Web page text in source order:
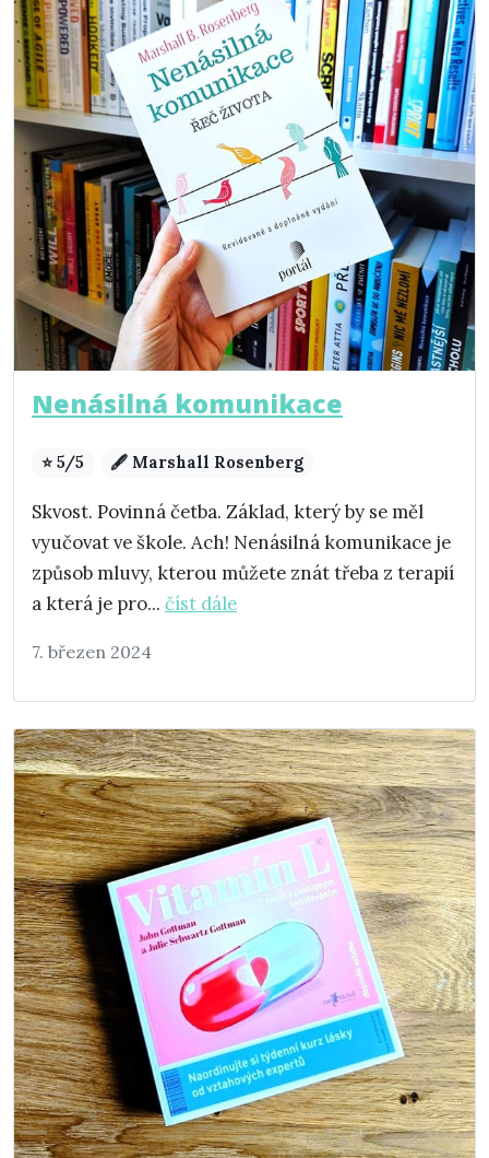
Nenásilná komunikace
⭐ 5/5 🖋️ Marshall Rosenberg
Skvost. Povinná četba. Základ, který by se měl
vyučovat ve škole. Ach! Nenásilná komunikace je
způsob mluvy, kterou můžete znát třeba z terapií
a která je pro... číst dále
7. březen 2024